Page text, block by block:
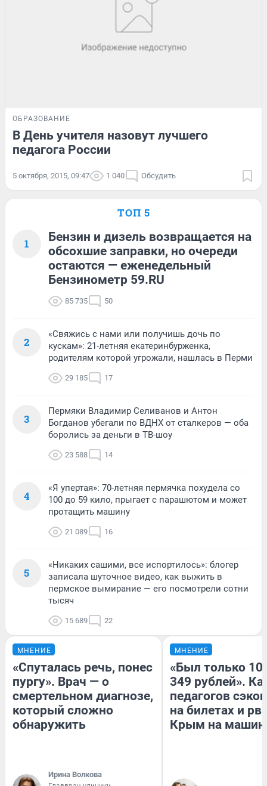
ОБРАЗОВАНИЕ
В День учителя назовут лучшего
педагога России
5 октября, 2015, 09:47 1 040 Обсудить
ТОП 5
1
Бензин и дизель возвращается на
обсохшие заправки, но очереди
остаются — еженедельный
Бензинометр 59.RU
85 735 50
2
«Свяжись с нами или получишь дочь по
кускам»: 21-летняя екатеринбурженка,
родителям которой угрожали, нашлась в Перми
29 185 17
3
Пермяки Владимир Селиванов и Антон
Богданов убегали по ВДНХ от сталкеров — оба
боролись за деньги в ТВ-шоу
23 588 14
4
«Я упертая»: 70-летняя пермячка похудела со
100 до 59 кило, прыгает с парашютом и может
протащить машину
21 089 16
5
«Никаких сашими, все испортилось»: блогер
записала шуточное видео, как выжить в
пермское вымирание — его посмотрели сотни
тысяч
15 689 22
МНЕНИЕ
«Спуталась речь, понес
пургу». Врач — о
смертельном диагнозе,
который сложно
обнаружить
Ирина Волкова
МНЕНИЕ
«Был только
349 рублей».
педагогов
на билетах и
Крым на